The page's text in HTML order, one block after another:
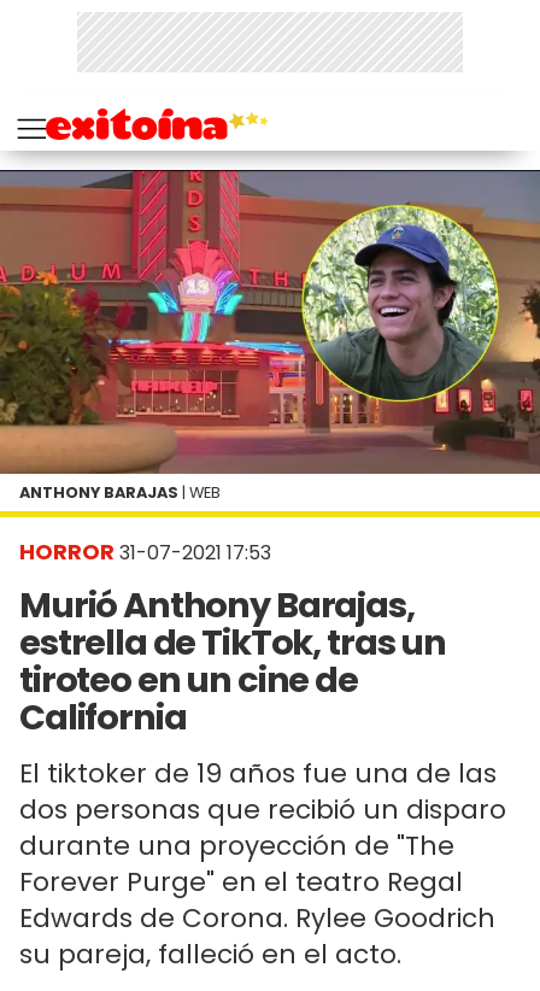
HORROR 31-07-2021 17:53
Murió Anthony Barajas,
estrella de TikTok, tras un
tiroteo en un cine de
California
El tiktoker de 19 años fue una de las
dos personas que recibió un disparo
durante una proyección de "The
Forever Purge" en el teatro Regal
Edwards de Corona. Rylee Goodrich
su pareja, falleció en el acto.
ANTHONY BARAJAS | WEB